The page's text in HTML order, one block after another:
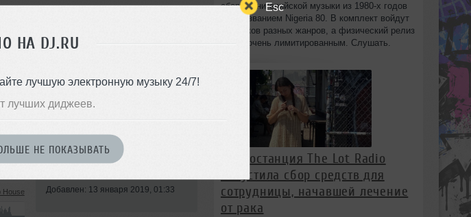
Esc
НА DJ.RU
лучшую электронную музыку 24/7!
лучших диджеев.
НЕ ПОКАЗЫВАТЬ
House
Стиль: House
Добавлен: 13 января 2019, 01:33
сборник нигерийской музыки из 1980-х годов
под названием Nigeria 80. В комплект войдут
13 треков разных жанров, а физический релиз
будет очень лимитированным. Слушать.
Радиостанция The Lot Radio
запустила сбор средств для
сотрудницы, начавшей лечение
от рака